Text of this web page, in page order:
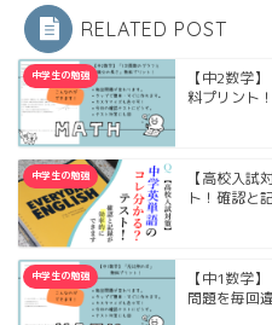
RELATED POST
中学生の勉強
【中2数学
料プリント
中学生の勉強
【高校入試
ト！確認と
中学生の勉強
【中1数学
問題を毎回